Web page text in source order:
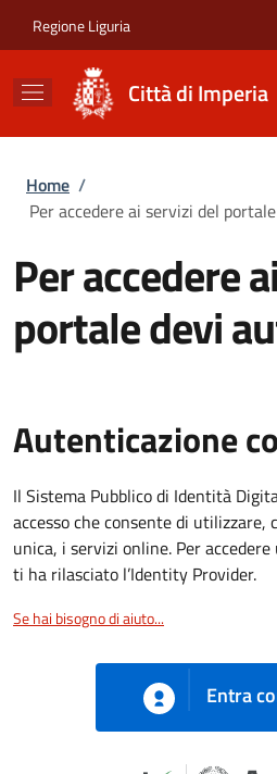
Regione Liguria
Città di Imperia
Briciole di pane
Home /
Per accedere ai servizi del
Per accedere
portale devi
Autenticazione
Il Sistema Pubblico di Identità
accesso che consente di
unica, i servizi online. Per
ti ha rilasciato l’Identity Provider.
Se hai bisogno di aiuto...
Entra